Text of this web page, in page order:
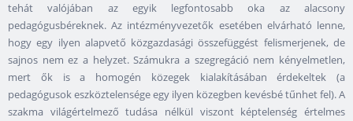
tehát valójában az egyik legfontosabb oka az alacsony
pedagógusbéreknek. Az intézményvezetők esetében elvárható lenne,
hogy egy ilyen alapvető közgazdasági összefüggést felismerjenek, de
sajnos nem ez a helyzet. Számukra a szegregáció nem kényelmetlen,
mert ők is a homogén közegek kialakításában érdekeltek (a
pedagógusok eszköztelensége egy ilyen közegben kevésbé tűnhet fel). A
szakma világértelmező tudása nélkül viszont képtelenség értelmes